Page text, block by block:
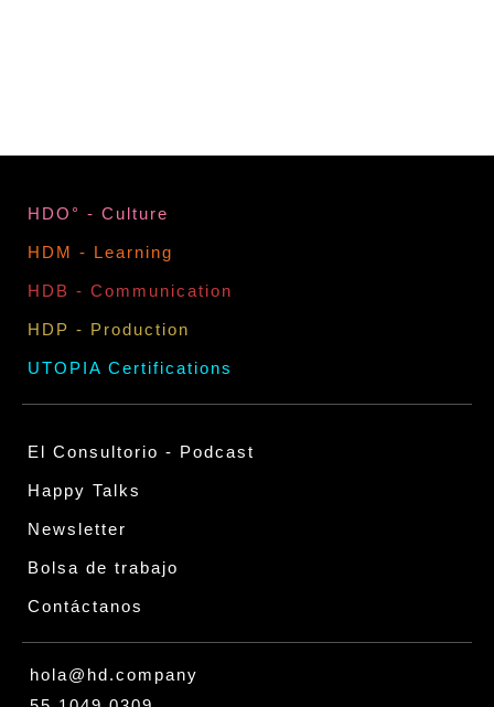
HDO° - Culture
HDM - Learning
HDB - Communication
HDP - Production
UTOPIA Certifications
El Consultorio - Podcast
Happy Talks
Newsletter
Bolsa de trabajo
Contáctanos
hola@hd.company